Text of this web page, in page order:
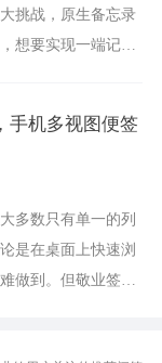
挑战，原生备忘录
想要实现一端记
手机多视图便签
多数只有单一的列
是在桌面上快速浏
做到。但敬业签作